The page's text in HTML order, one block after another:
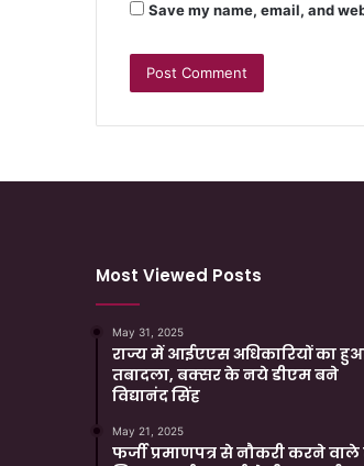
Save my name, email, and
Most Viewed Posts
May 31, 2025
राज्य में आईएएस अधिकारियों का
तबादला, बक्सर के नये डीएम बने
विद्यानंद सिंह
May 21, 2025
फर्जी प्रमाणपत्र से नौकरी करने वाले